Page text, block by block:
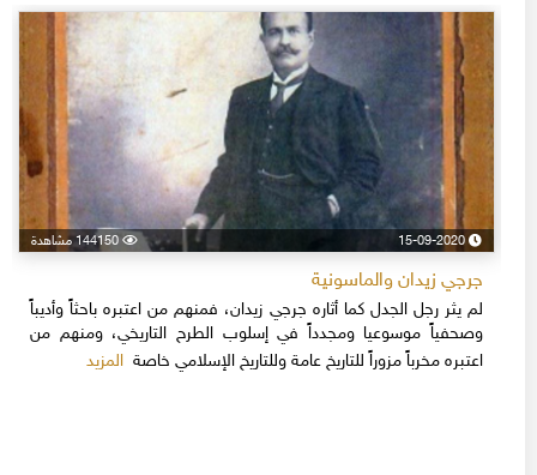
15-09-2020 144150 مشاهدة
جرجي زيدان والماسونية
لم يثر رجل الجدل كما أثاره جرجي زيدان، فمنهم من اعتبره باحثاً وأديباً
وصحفياً موسوعيا ومجدداً في إسلوب الطرح التاريخي، ومنهم من
اعتبره مخرباً مزوراً للتاريخ عامة وللتاريخ الإسلامي خاصةالمزيد